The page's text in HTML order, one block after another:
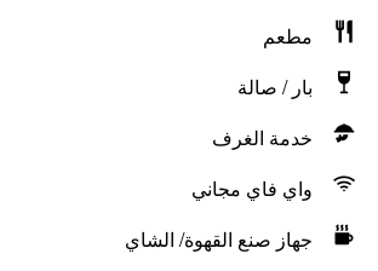
مطعم
بار / صالة
خدمة الغرف
واي فاي مجاني
جهاز صنع القهوة/ الشاي